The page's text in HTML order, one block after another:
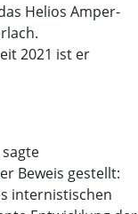
Helios Amper-
2021 ist er
Beweis gestellt:
internistischen